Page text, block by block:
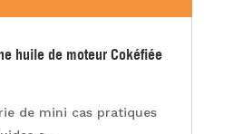
huile de moteur Cokéfiée
de mini cas pratiques